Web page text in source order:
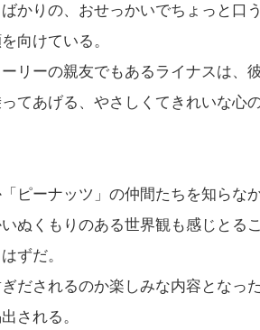
かりの、おせっかいでちょっと口
向けている。
リーの親友でもあるライナスは、
てあげる、やさしくてきれいな心
ピーナッツ」の仲間たちを知らな
ぬくもりのある世界観も感じとる
ずだ。
だされるのか楽しみな内容となっ
される。